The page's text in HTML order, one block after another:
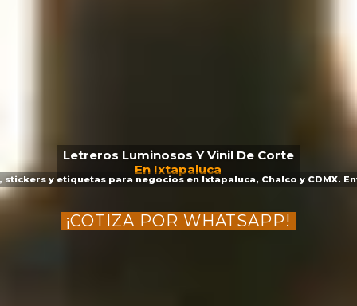
Letreros Luminosos Y Vinil De Corte
En Ixtapaluca
y etiquetas para negocios en Ixtapaluca, Chalco y CDMX.
¡COTIZA POR WHATSAPP!